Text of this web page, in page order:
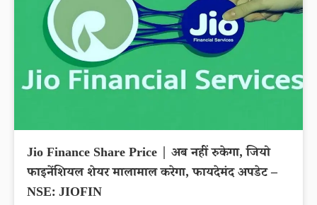
Jio Finance Share Price | अब नहीं रुकेगा, जियो
फाइनेंशियल शेयर मालामाल करेगा, फायदेमंद अपडेट –
NSE: JIOFIN